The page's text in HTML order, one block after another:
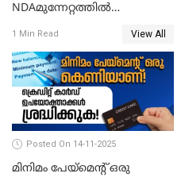
NDAമുന്നേറ്റത്തിൽ
1 Min Read View All
Posted On 14-11-2025
മിനിമം പേയ്മെന്റ് ഒരു